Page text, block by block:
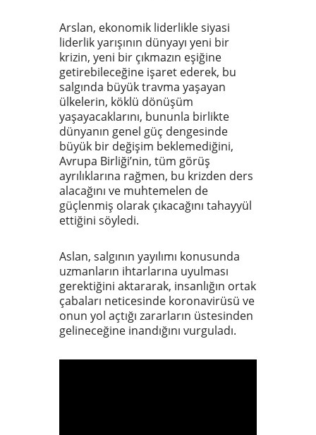
Arslan, ekonomik liderlikle siyasi
liderlik yarışının dünyayı yeni bir
krizin, yeni bir çıkmazın eşiğine
getirebileceğine işaret ederek, bu
salgında büyük travma yaşayan
ülkelerin, köklü dönüşüm
yaşayacaklarını, bununla birlikte
dünyanın genel güç dengesinde
büyük bir değişim beklemediğini,
Avrupa Birliği’nin, tüm görüş
ayrılıklarına rağmen, bu krizden ders
alacağını ve muhtemelen de
güçlenmiş olarak çıkacağını tahayyül
ettiğini söyledi.
Aslan, salgının yayılımı konusunda
uzmanların ihtarlarına uyulması
gerektiğini aktararak, insanlığın ortak
çabaları neticesinde koronavirüsü ve
onun yol açtığı zararların üstesinden
gelineceğine inandığını vurguladı.